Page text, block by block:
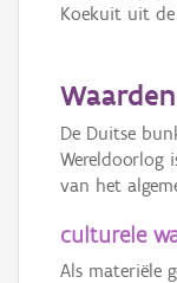
Koekuit uit de
Waarden
De Duitse
Wereldoorlog
van het
culturele
Als materiële